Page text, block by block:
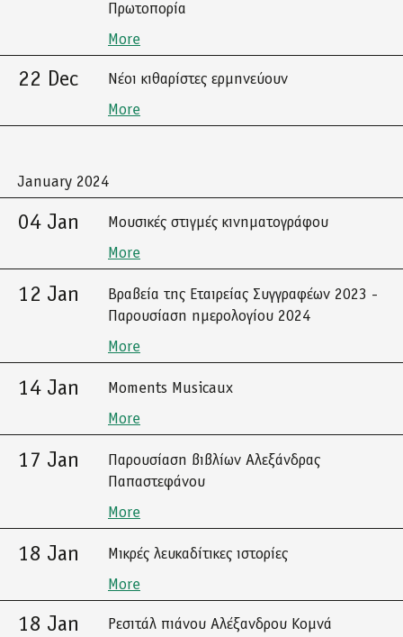
Πρωτοπορία
More
22 Dec
Νέοι κιθαρίστες ερμηνεύουν
More
January 2024
04 Jan
Μουσικές στιγμές κινηματογράφου
More
12 Jan
Βραβεία της Εταιρείας Συγγραφέων 2023 -
Παρουσίαση ημερολογίου 2024
More
14 Jan
Moments Musicaux
More
17 Jan
Παρουσίαση βιβλίων Αλεξάνδρας
Παπαστεφάνου
More
18 Jan
Μικρές λευκαδίτικες ιστορίες
More
18 Jan
Ρεσιτάλ πιάνου Αλέξανδρου Κομνά